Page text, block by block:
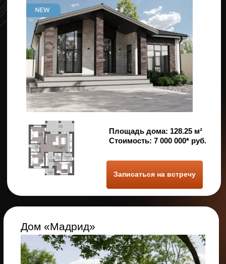
Записаться на встречу
Дом «глэм 2»
Дом «Мангейм»
8 400 000* руб.